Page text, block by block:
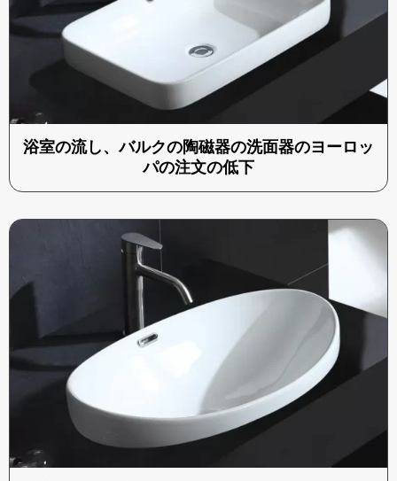
浴室の流し、バルクの陶磁器の洗面器のヨーロッ
パの注文の低下